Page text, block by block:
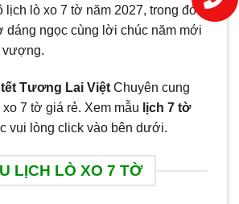
lịch lò xo 7 tờ năm 2027, trong đó
dáng ngọc cùng lời chúc năm mới
vượng.
Tương Lai Việt Chuyên cung
7 tờ giá rẻ. Xem mẫu lịch 7 tờ
vui lòng click vào bên dưới.
LỊCH LÒ XO 7 TỜ